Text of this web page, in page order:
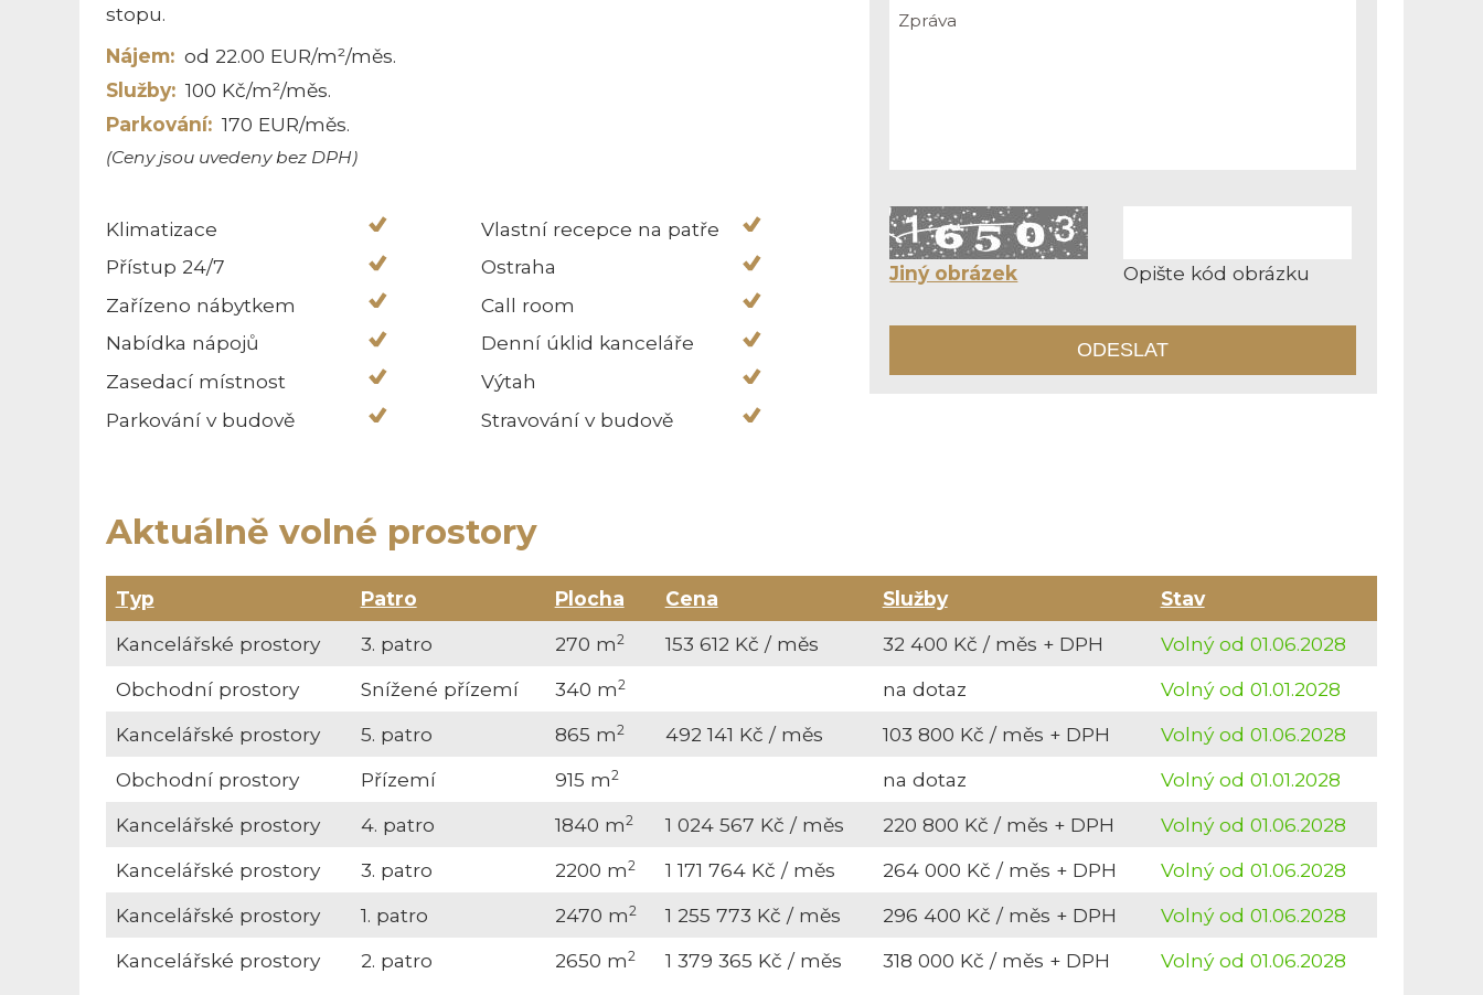
Jiný obrázek Opište kód obrázku
stopu.
Nájem: od 22.00 EUR/m²/měs.
Služby: 100 Kč/m²/měs.
Parkování: 170 EUR/měs.
(Ceny jsou uvedeny bez DPH)
Klimatizace
Vlastní recepce na patře
Přístup 24/7
Ostraha
Zařízeno nábytkem
Call room
Nabídka nápojů
Denní úklid kanceláře
Zasedací místnost
Výtah
Parkování v budově
Stravování v budově
Aktuálně volné prostory
Typ Patro Plocha Cena Služby
Stav
Kancelářské prostory
3. patro 270 m2 153 612 Kč / měs 32 400 Kč / měs + DPH
Volný od 01.06.2028
Obchodní prostory
Snížené přízemí 340 m2 na dotaz
Volný od 01.01.2028
Kancelářské prostory
5. patro 865 m2 492 141 Kč / měs 103 800 Kč / měs + DPH
Volný od 01.06.2028
Obchodní prostory
Přízemí 915 m2 na dotaz
Volný od 01.01.2028
Kancelářské prostory
4. patro 1840 m2 1 024 567 Kč / měs 220 800 Kč / měs + DPH
Volný od 01.06.2028
Kancelářské prostory
3. patro 2200 m2 1 171 764 Kč / měs 264 000 Kč / měs + DPH
Volný od 01.06.2028
Kancelářské prostory
1. patro 2470 m2 1 255 773 Kč / měs 296 400 Kč / měs + DPH
Volný od 01.06.2028
Kancelářské prostory
2. patro 2650 m2 1 379 365 Kč / měs 318 000 Kč / měs + DPH Volný od 01.06.2028